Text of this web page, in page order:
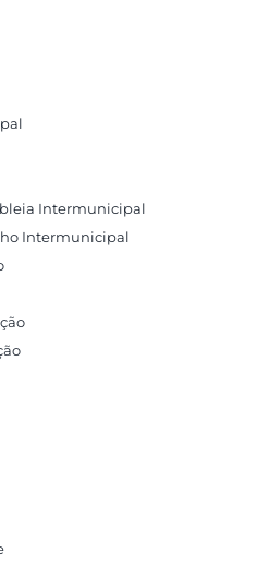
Intermunicipal
Intermunicipal